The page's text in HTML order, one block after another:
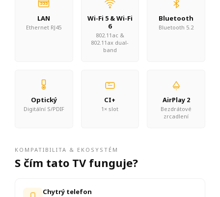
LAN
Ethernet RJ45
Wi-Fi 5 & Wi-Fi
6
802.11ac &
802.11ax dual-
band
Bluetooth
Bluetooth 5.2
Optický
Digitální S/PDIF
CI+
1× slot
AirPlay 2
Bezdrátové
zrcadlení
KOMPATIBILITA & EKOSYSTÉM
S čím tato TV funguje?
Chytrý telefon